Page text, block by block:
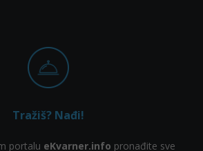
Tražiš? Nađi!
portalu eKvarner.info pronađite sve